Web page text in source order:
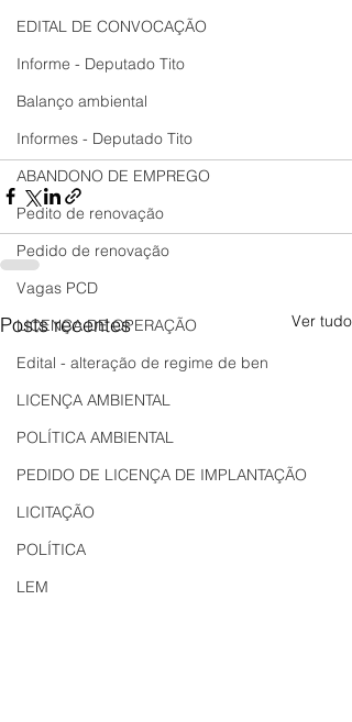
EDITAL DE CONVOCAÇÃO
Informe - Deputado Tito
Balanço ambiental
Informes - Deputado Tito
ABANDONO DE EMPREGO
Pedito de renovação
Pedido de renovação
Vagas PCD
LICENÇA DE OPERAÇÃO
Edital - alteração de regime de ben
LICENÇA AMBIENTAL
POLÍTICA AMBIENTAL
PEDIDO DE LICENÇA DE IMPLANTAÇÃO
LICITAÇÃO
POLÍTICA
LEM
Posts recentes Ver tudo